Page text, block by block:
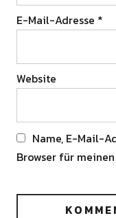
E-Mail-Adresse *
Website
Name, E-Mail-
Browser für